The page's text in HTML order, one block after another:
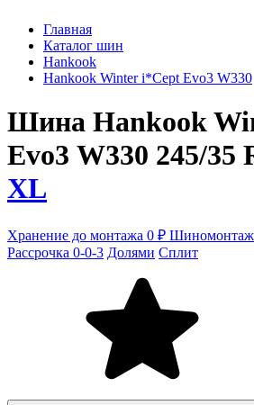
Главная
Каталог шин
Hankook
Hankook Winter i*Cept Evo3 W330
Шина Hankook
Evo3 W330 245/35
XL
Хранение до монтажа 0 ₽
Рассрочка 0-0-3 Долями Сплит